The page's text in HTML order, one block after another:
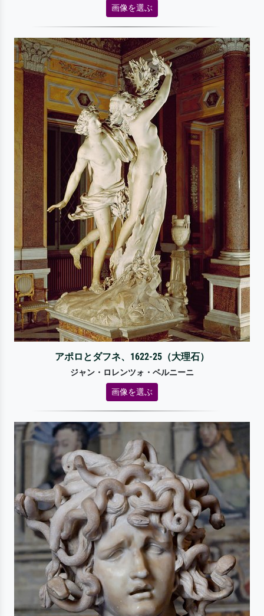
画像を選ぶ
アポロとダフネ、1622-25（大理石）
ジャン・ロレンツォ・ベルニーニ
画像を選ぶ